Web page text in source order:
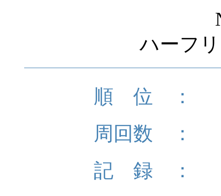
ハーフ
順 位 ：
周回数 ：
記 録 ：